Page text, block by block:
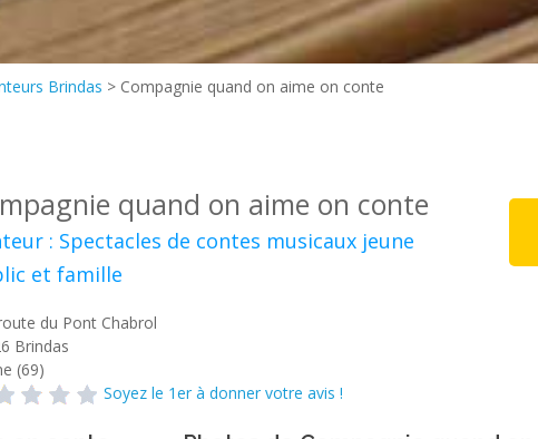
Brindas > Compagnie quand on aime on conte
quand on aime on conte
: Spectacles de contes musicaux jeune
et famille
du Pont Chabrol
Brindas
(69)
Soyez le 1er à donner votre avis !